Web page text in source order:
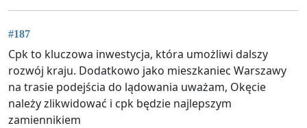
#187
Cpk to kluczowa inwestycja, która umożliwi dalszy
rozwój kraju. Dodatkowo jako mieszkaniec Warszawy
na trasie podejścia do lądowania uważam, Okęcie
należy zlikwidować i cpk będzie najlepszym
zamiennikiem